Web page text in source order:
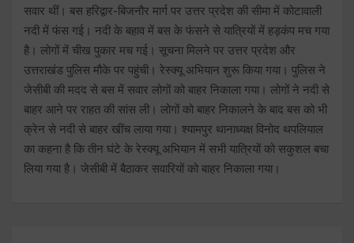
सवार थीं। बस हरिद्वार-बिजनौर मार्ग पर उत्तर प्रदेश की सीमा में कोटावाली
नदी में फंस गई। नदी के बहाव में बस के फंसने से यात्रियों में हड़कंप मच गया
है। लोगों में चीख पुकार मच गई। सूचना मिलने पर उत्तर प्रदेश और
उत्तराखंड पुलिस मौके पर पहुंची। रेस्क्यू अभियान शुरू किया गया। पुलिस ने
जेसीबी की मदद से बस में सवार लोगों को बाहर निकाला गया। लोगों ने नदी से
बाहर आने पर राहत की सांस ली। लोगों को बाहर निकालने के बाद बस को भी
क्रेन से नदी से बाहर खींच लाया गया। श्यामपुर थानाध्यक्ष विनोद थपलियाल
का कहना है कि तीन घंटे के रेस्क्यू अभियान में सभी यात्रियों को सकुशल बचा
लिया गया है। जेसीबी में बैठाकर सवारियों को बाहर निकाला गया।